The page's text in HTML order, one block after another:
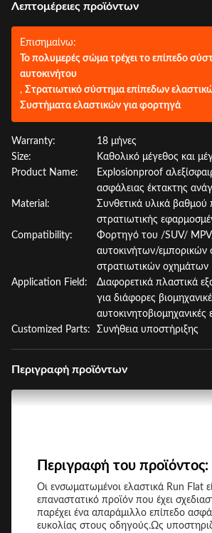
Λεπτομέρειες προϊόντων
Επισημαίνω:
Το πολυμερές σώμα τρέχει το επίπεδο
αυτοκινήτου
, Στρατιωτικό σύστημα επίπεδων
Συστήματα ελαστικών για φορτηγά
Warranty:
18 μήνες
Size:
Καθολικό μέγεθος και
Product Name:
Explosionproof
ασφάλειας έκτακτης
Material:
Συνθετικά υλικά βαθμού
στρατιωτικής
Compatibility:
Φορτηγό του /SUV/
αυτοκινήτων/εμπορικών
στρατιωτικών οχημάτων
Application Field:
Διαφορετικά πλαστικά
για διάφορες
αυτοκινητοβιομηχανικές
Customized Parts:
Συνήθεια υποστήριξης
Περιγραφή προϊόντων
Περιγραφή του προϊόντος:
Οι ενσωματωμένοι ελαστικά Run Flat
επαναστατικό προϊόν που έχει
παρέχει ένα απαράμιλλο επίπεδο
ευκολίας στους οδηγούς.Ως